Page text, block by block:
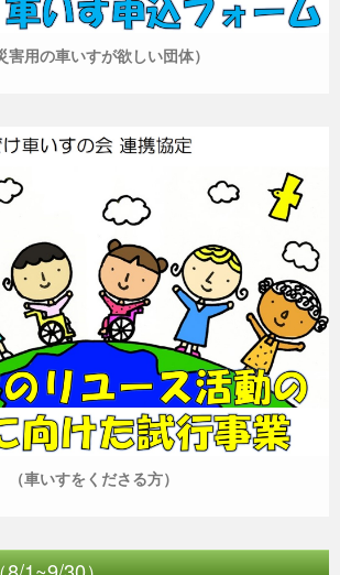
害用の車いすが欲しい団体）
（車いすをくださる方）